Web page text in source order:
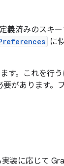
義済みのスキ
に
。これを行う
要があります。
に応じて